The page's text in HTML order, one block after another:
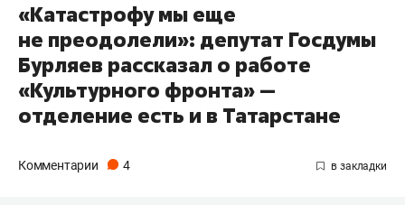
«Катастрофу мы еще
не преодолели»: депутат Госдумы
Бурляев рассказал о работе
«Культурного фронта» —
отделение есть и в Татарстане
Комментарии 4